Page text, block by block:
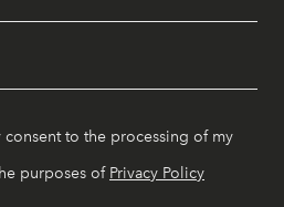
to the processing of my
purposes of Privacy Policy